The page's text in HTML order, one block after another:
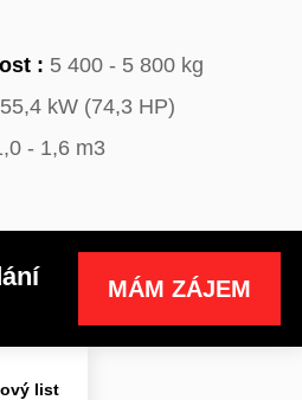
: 5 400 - 5 800 kg
55,4 kW (74,3 HP)
- 1,6 m3
MÁM ZÁJEM
list